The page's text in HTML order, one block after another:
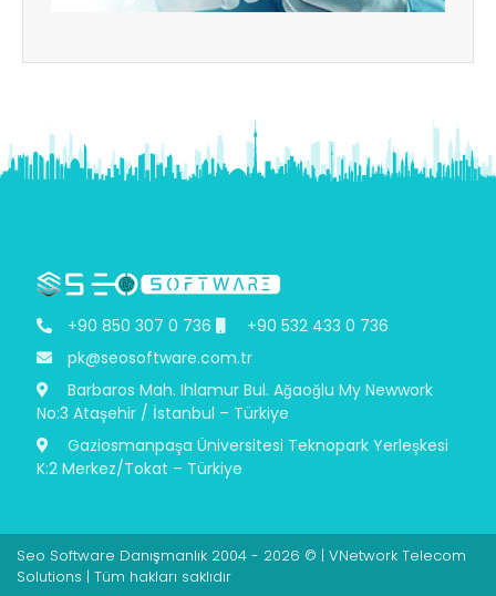
+90 850 307 0 736
+90 532 433 0 736
pk@seosoftware.com.tr
Barbaros Mah. Ihlamur Bul. Ağaoğlu My Newwork
No:3 Ataşehir / İstanbul – Türkiye
Gaziosmanpaşa Üniversitesi Teknopark Yerleşkesi
K:2 Merkez/Tokat – Türkiye
Seo Software Danışmanlık 2004 - 2026 © | VNetwork Telecom
Solutions | Tüm hakları saklıdır